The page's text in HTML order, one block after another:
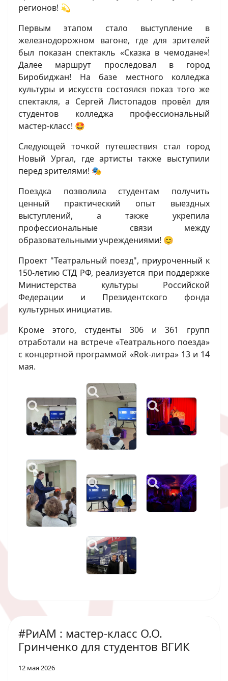
регионов! 💫
Первым этапом стало выступление в
железнодорожном вагоне, где для зрителей
был показан спектакль «Сказка в чемодане»!
Далее маршрут проследовал в город
Биробиджан! На базе местного колледжа
культуры и искусств состоялся показ того же
спектакля, а Сергей Листопадов провёл для
студентов колледжа профессиональный
мастер-класс! 🤩
Следующей точкой путешествия стал город
Новый Ургал, где артисты также выступили
перед зрителями! 🎭
Поездка позволила студентам получить
ценный практический опыт выездных
выступлений, а также укрепила
профессиональные связи между
образовательными учреждениями! 😊
Проект "Театральный поезд", приуроченный к
150-летию СТД РФ, реализуется при поддержке
Министерства культуры Российской
Федерации и Президентского фонда
культурных инициатив.
Кроме этого, студенты 306 и 361 групп
отработали на встрече «Театрального поезда»
с концертной программой «Rok-литра» 13 и 14
мая.
#РиАМ : мастер-класс О.О.
Гринченко для студентов ВГИК
12 мая 2026